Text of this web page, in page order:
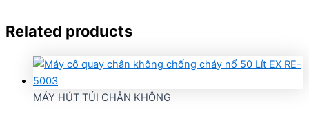
Related products
MÁY HÚT TÚI CHÂN KHÔNG